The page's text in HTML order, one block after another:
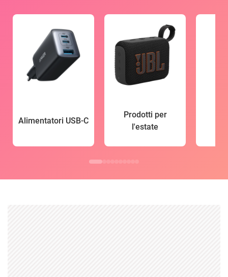
Alimentatori USB-C
Prodotti per
l'estate